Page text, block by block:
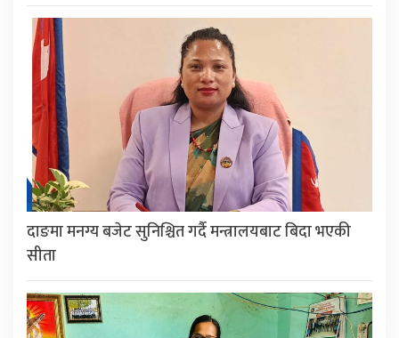
दाङमा मनग्य बजेट सुनिश्चित गर्दै मन्त्रालयबाट बिदा भएकी
सीता